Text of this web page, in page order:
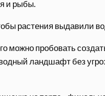
и рыбы.
растения выдавили
можно пробовать
ландшафт без